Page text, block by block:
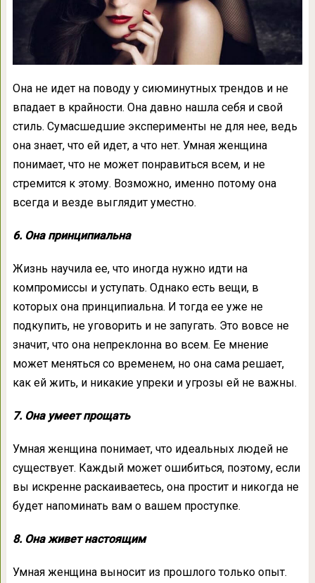
Она не идет на поводу у сиюминутных трендов и не
впадает в крайности. Она давно нашла себя и свой
стиль. Сумасшедшие эксперименты не для нее, ведь
она знает, что ей идет, а что нет. Умная женщина
понимает, что не может понравиться всем, и не
стремится к этому. Возможно, именно потому она
всегда и везде выглядит уместно.
6. Она принципиальна
Жизнь научила ее, что иногда нужно идти на
компромиссы и уступать. Однако есть вещи, в
которых она принципиальна. И тогда ее уже не
подкупить, не уговорить и не запугать. Это вовсе не
значит, что она непреклонна во всем. Ее мнение
может меняться со временем, но она сама решает,
как ей жить, и никакие упреки и угрозы ей не важны.
7. Она умеет прощать
Умная женщина понимает, что идеальных людей не
существует. Каждый может ошибиться, поэтому, если
вы искренне раскаиваетесь, она простит и никогда не
будет напоминать вам о вашем проступке.
8. Она живет настоящим
Умная женщина выносит из прошлого только опыт.